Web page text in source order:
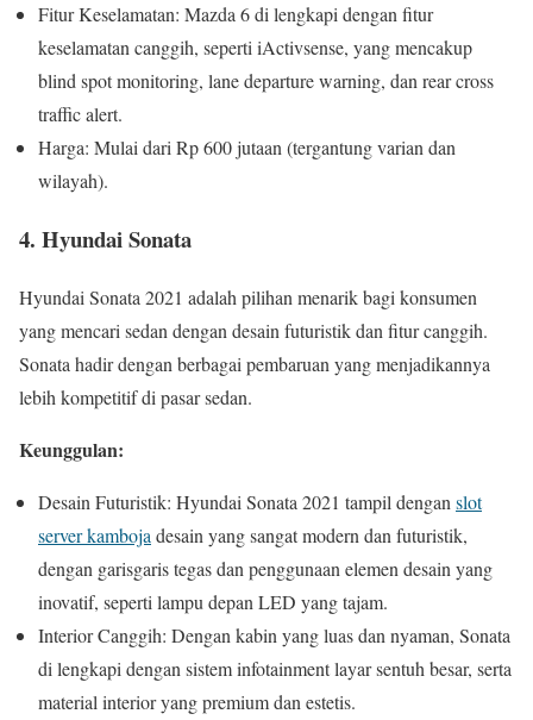
Fitur Keselamatan: Mazda 6 di lengkapi dengan fitur
keselamatan canggih, seperti iActivsense, yang mencakup
blind spot monitoring, lane departure warning, dan rear cross
traffic alert.
Harga: Mulai dari Rp 600 jutaan (tergantung varian dan
wilayah).
4. Hyundai Sonata
Hyundai Sonata 2021 adalah pilihan menarik bagi konsumen
yang mencari sedan dengan desain futuristik dan fitur canggih.
Sonata hadir dengan berbagai pembaruan yang menjadikannya
lebih kompetitif di pasar sedan.
Keunggulan:
Desain Futuristik: Hyundai Sonata 2021 tampil dengan slot
server kamboja desain yang sangat modern dan futuristik,
dengan garisgaris tegas dan penggunaan elemen desain yang
inovatif, seperti lampu depan LED yang tajam.
Interior Canggih: Dengan kabin yang luas dan nyaman, Sonata
di lengkapi dengan sistem infotainment layar sentuh besar, serta
material interior yang premium dan estetis.